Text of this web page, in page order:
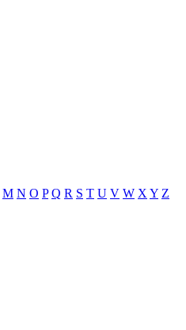
M N O P Q R S T U V W X Y Z